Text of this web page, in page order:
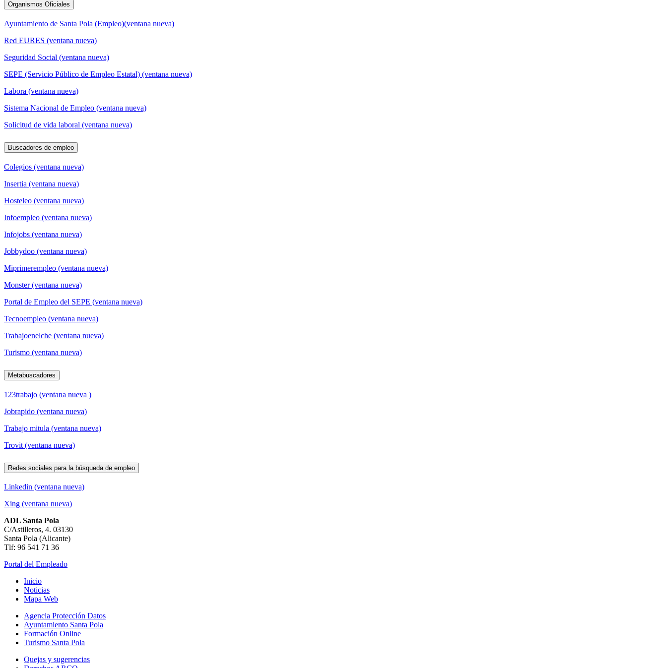
Organismos Oficiales
Ayuntamiento de Santa Pola (Empleo)(ventana nueva)
Red EURES (ventana nueva)
Seguridad Social (ventana nueva)
SEPE (Servicio Público de Empleo Estatal) (ventana nueva)
Labora (ventana nueva)
Sistema Nacional de Empleo (ventana nueva)
Solicitud de vida laboral (ventana nueva)
Buscadores de empleo
Colegios (ventana nueva)
Insertia (ventana nueva)
Hosteleo (ventana nueva)
Infoempleo (ventana nueva)
Infojobs (ventana nueva)
Jobbydoo (ventana nueva)
Miprimerempleo (ventana nueva)
Monster (ventana nueva)
Portal de Empleo del SEPE (ventana nueva)
Tecnoempleo (ventana nueva)
Trabajoenelche (ventana nueva)
Turismo (ventana nueva)
Metabuscadores
123trabajo (ventana nueva )
Jobrapido (ventana nueva)
Trabajo mitula (ventana nueva)
Trovit (ventana nueva)
Redes sociales para la búsqueda de empleo
Linkedin (ventana nueva)
Xing (ventana nueva)
ADL Santa Pola
C/Astilleros, 4. 03130
Santa Pola (Alicante)
Tlf: 96 541 71 36
Portal del Empleado
Inicio
Noticias
Mapa Web
Agencia Protección Datos
Ayuntamiento Santa Pola
Formación Online
Turismo Santa Pola
Quejas y sugerencias